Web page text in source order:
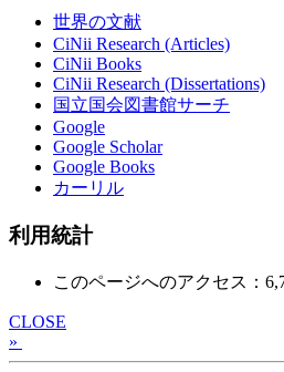
世界の文献
CiNii Research (Articles)
CiNii Books
CiNii Research (Dissertations)
国立国会図書館サーチ
Google
Google Scholar
Google Books
カーリル
利用統計
このページへのアクセス：
CLOSE
»